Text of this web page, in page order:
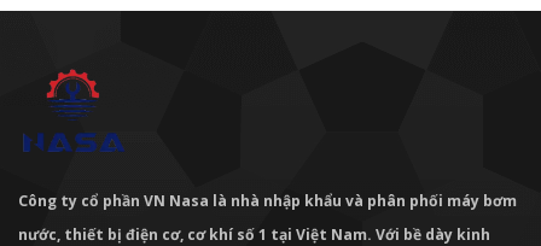
Công ty cổ phần VN Nasa là nhà nhập khẩu và phân phối máy bơm
nước, thiết bị điện cơ, cơ khí số 1 tại Việt Nam. Với bề dày kinh